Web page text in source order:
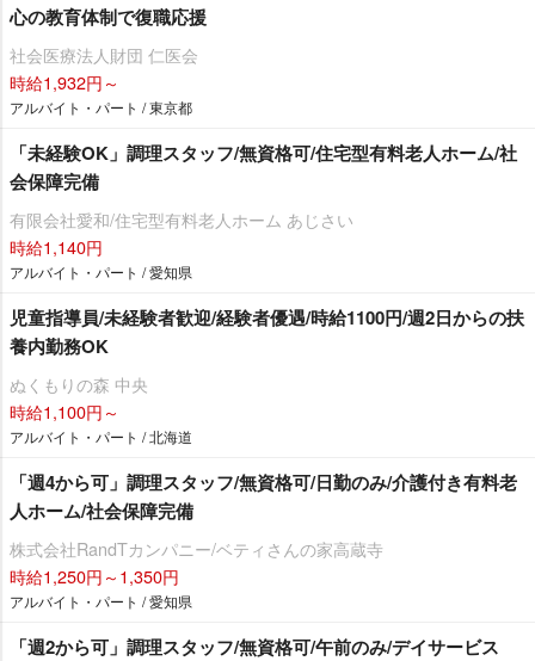
心の教育体制で復職応援
社会医療法人財団 仁医会
時給1,932円～
アルバイト・パート / 東京都
「未経験OK」調理スタッフ/無資格可/住宅型有料老人ホーム/社
会保障完備
有限会社愛和/住宅型有料老人ホーム あじさい
時給1,140円
アルバイト・パート / 愛知県
児童指導員/未経験者歓迎/経験者優遇/時給1100円/週2日からの扶
養内勤務OK
ぬくもりの森 中央
時給1,100円～
アルバイト・パート / 北海道
「週4から可」調理スタッフ/無資格可/日勤のみ/介護付き有料老
人ホーム/社会保障完備
株式会社RandTカンパニー/ベティさんの家高蔵寺
時給1,250円～1,350円
アルバイト・パート / 愛知県
「週2から可」調理スタッフ/無資格可/午前のみ/デイサービス